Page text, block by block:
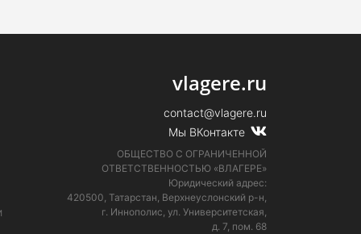
vlagere.ru
contact@vlagere.ru
Мы ВКонтакте
ОБЩЕСТВО С ОГРАНИЧЕННОЙ
ОТВЕТСТВЕННОСТЬЮ «ВЛАГЕРЕ»
Юридический адрес:
420500, Татарстан, Верхнеуслонский р-н,
г. Иннополис, ул. Университетская,
д. 7, пом. 68